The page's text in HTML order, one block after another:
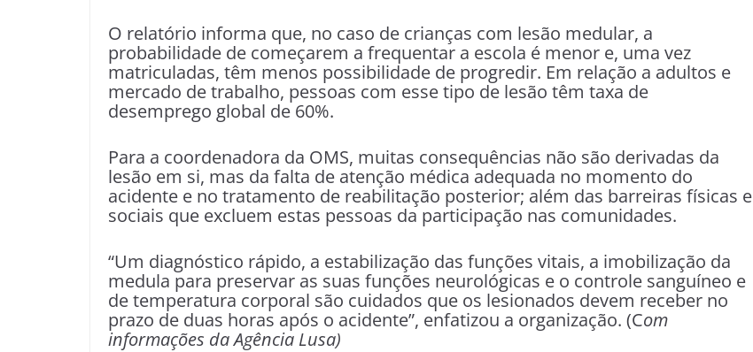
O relatório informa que, no caso de crianças com lesão medular, a
probabilidade de começarem a frequentar a escola é menor e, uma vez
matriculadas, têm menos possibilidade de progredir. Em relação a adultos e
mercado de trabalho, pessoas com esse tipo de lesão têm taxa de
desemprego global de 60%.
Para a coordenadora da OMS, muitas consequências não são derivadas da
lesão em si, mas da falta de atenção médica adequada no momento do
acidente e no tratamento de reabilitação posterior; além das barreiras físicas e
sociais que excluem estas pessoas da participação nas comunidades.
“Um diagnóstico rápido, a estabilização das funções vitais, a imobilização da
medula para preservar as suas funções neurológicas e o controle sanguíneo e
de temperatura corporal são cuidados que os lesionados devem receber no
prazo de duas horas após o acidente”, enfatizou a organização. (Com
informações da Agência Lusa)